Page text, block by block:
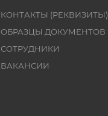
КОНТАКТЫ (РЕКВИЗИТЫ)
ОБРАЗЦЫ ДОКУМЕНТОВ
СОТРУДНИКИ
ВАКАНСИИ